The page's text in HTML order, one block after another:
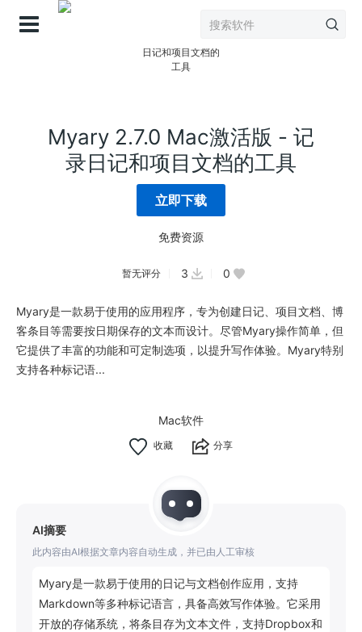
Myary 2.7.0 Mac激活版 - 记
录日记和项目文档的工具
立即下载
免费资源
暂无评分 3 0
Myary是一款易于使用的应用程序，专为创建日记、项目文档、博
客条目等需要按日期保存的文本而设计。尽管Myary操作简单，但
它提供了丰富的功能和可定制选项，以提升写作体验。Myary特别
支持各种标记语...
Mac软件
分享
AI摘要
此内容由AI根据文章内容自动生成，并已由人工审核
Myary是一款易于使用的日记与文档创作应用，支持
Markdown等多种标记语言，具备高效写作体验。它采用
开放的存储系统，将条目存为文本文件，支持Dropbox和